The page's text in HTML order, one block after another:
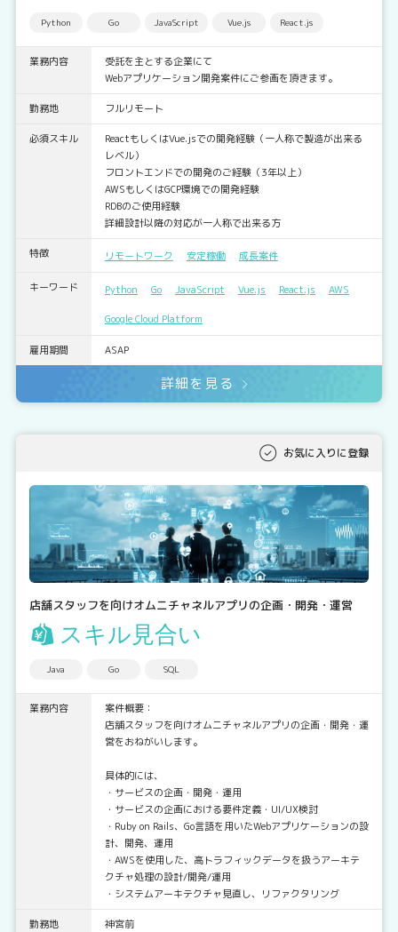
Python Go JavaScript Vue.js React.js
業務内容
受託を主とする企業にて
Webアプリケーション開発案件にご参画を頂きます。
勤務地 フルリモート
必須スキル
ReactもしくはVue.jsでの開発経験（一人称で製造が出来る
レベル）
フロントエンドでの開発のご経験（3年以上）
AWSもしくはGCP環境での開発経験
RDBのご使用経験
詳細設計以降の対応が一人称で出来る方
特徴 リモートワーク 安定稼働 成長案件
キーワード Python Go JavaScript Vue.js React.js AWS
Google Cloud Platform
雇用期間 ASAP
詳細を見る
お気に入りに登録
店舗スタッフを向けオムニチャネルアプリの企画・開発・運営
スキル見合い
Java Go SQL
業務内容
案件概要：
店舗スタッフを向けオムニチャネルアプリの企画・開発・運
営をおねがいします。
具体的には、
・サービスの企画・開発・運用
・サービスの企画における要件定義・UI/UX検討
・Ruby on Rails、Go言語を用いたWebアプリケーションの設
計、開発、運用
・AWSを使用した、高トラフィックデータを扱うアーキテ
クチャ処理の設計/開発/運用
・システムアーキテクチャ見直し、リファクタリング
勤務地 神宮前